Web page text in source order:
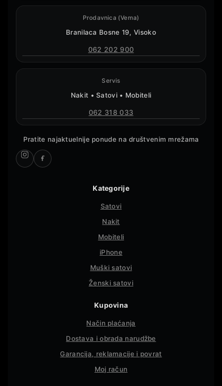
Prodavnica (Vema)
Branilaca Bosne 19, Visoko
062 202 900
Servis
Nakit • Satovi • Mobiteli
062 318 033
Pratite najaktuelnije ponude na društvenim mrežama
Kategorije
Satovi
Nakit
Mobiteli
iPhone
Muški satovi
Ženski satovi
Kupovina
Način plaćanja
Dostava i obrada narudžbe
Garancija, reklamacije i povrat
Moj račun